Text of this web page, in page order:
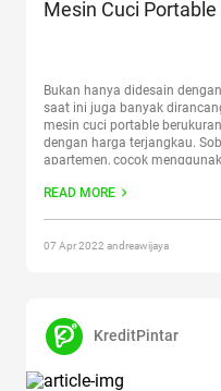
Mesin Cuci
Bukan hanya didesain
saat ini juga banyak
mesin cuci portable
dengan harga terjangkau.
apartemen, cocok
berbagaiContinue reading
READ MORE
07 Apr 2022 andreawijaya
KreditPintar